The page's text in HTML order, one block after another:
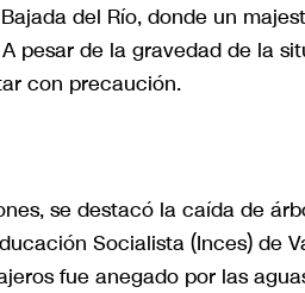
del Río, donde un
pesar de la gravedad de la
con precaución.
se destacó la caída de
Socialista (Inces) de
fue anegado por las